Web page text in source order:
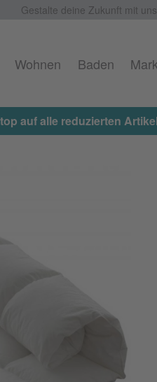
Gestalte deine Zukunft mit
Wohnen Baden
auf alle reduzierten